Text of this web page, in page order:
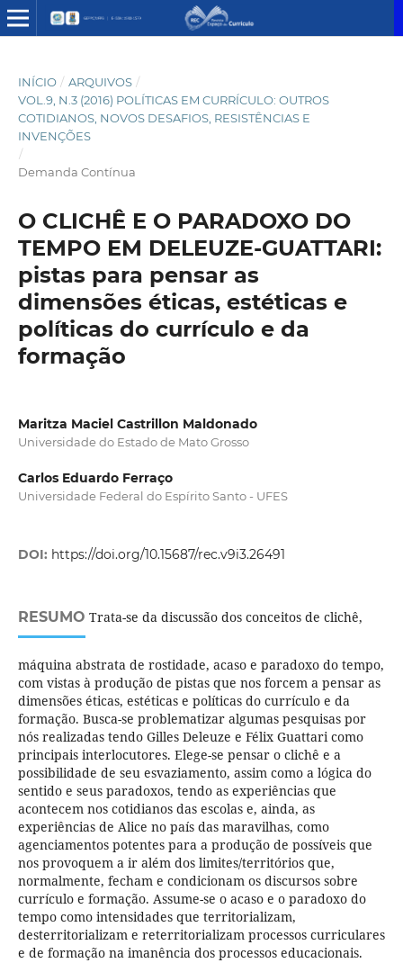
INÍCIO / ARQUIVOS /
VOL.9, N.3 (2016) POLÍTICAS EM CURRÍCULO: OUTROS
COTIDIANOS, NOVOS DESAFIOS, RESISTÊNCIAS E
INVENÇÕES
/
Demanda Contínua
O CLICHÊ E O PARADOXO DO
TEMPO EM DELEUZE-GUATTARI:
pistas para pensar as
dimensões éticas, estéticas e
políticas do currículo e da
formação
Maritza Maciel Castrillon Maldonado
Universidade do Estado de Mato Grosso
Carlos Eduardo Ferraço
Universidade Federal do Espírito Santo - UFES
DOI: https://doi.org/10.15687/rec.v9i3.26491
RESUMO Trata-se da discussão dos conceitos de clichê,
máquina abstrata de rostidade, acaso e paradoxo do tempo,
com vistas à produção de pistas que nos forcem a pensar as
dimensões éticas, estéticas e políticas do currículo e da
formação. Busca-se problematizar algumas pesquisas por
nós realizadas tendo Gilles Deleuze e Félix Guattari como
principais interlocutores. Elege-se pensar o clichê e a
possibilidade de seu esvaziamento, assim como a lógica do
sentido e seus paradoxos, tendo as experiências que
acontecem nos cotidianos das escolas e, ainda, as
experiências de Alice no país das maravilhas, como
agenciamentos potentes para a produção de possíveis que
nos provoquem a ir além dos limites/territórios que,
normalmente, fecham e condicionam os discursos sobre
currículo e formação. Assume-se o acaso e o paradoxo do
tempo como intensidades que territorializam,
desterritorializam e reterritorializam processos curriculares
e de formação na imanência dos processos educacionais.